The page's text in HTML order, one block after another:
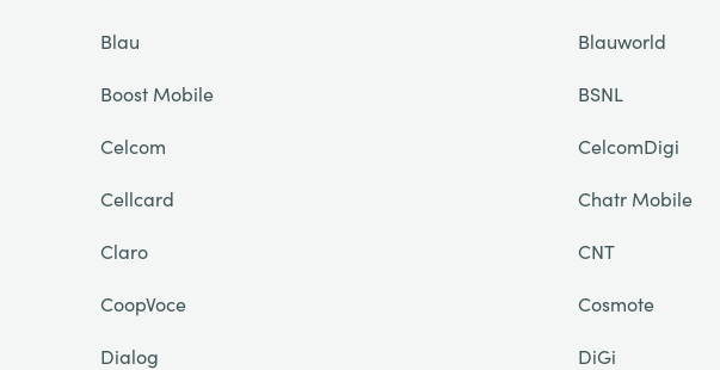
Blau
Blauworld
Boost Mobile
BSNL
Celcom
CelcomDigi
Cellcard
Chatr Mobile
Claro
CNT
CoopVoce
Cosmote
Dialog
DiGi